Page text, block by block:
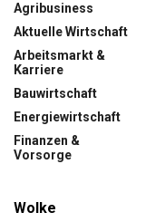
Agribusiness
Aktuelle Wirtschaft
Arbeitsmarkt &
Karriere
Bauwirtschaft
Energiewirtschaft
Finanzen &
Vorsorge
Wolke